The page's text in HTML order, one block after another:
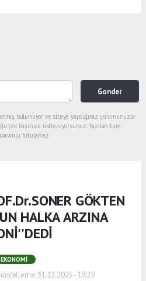
Gonder
bulunuyor ve siteye yaptığınız yorumunuzla
tek başınıza üstleniyorsunuz. Yazılan tüm
tutulamaz.
GÖKTEN
HALKA ARZINA
EKONOMI
31.12.2025 - 19:29